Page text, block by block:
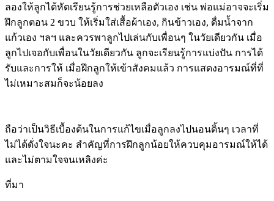
ลองให้ลูกได้หัดเรียนรู้การช่วยเหลือตัวเอง เช่น พ่อแม่อาจจะเริ่ม
ฝึกลูกตอน 2 ขวบ ให้เริ่มใส่เสื้อผ้าเอง, กินข้าวเอง, ดื่มน้ำจาก
แก้วเอง ฯลฯ และควรพาลูกไปเล่นกับเพื่อนๆ ในวัยเดียวกัน เมื่อ
ลูกไปเจอกับเพื่อนในวัยเดียวกัน ลูกจะเรียนรู้การแบ่งปัน การได้
รับและการให้ เมื่อฝึกลูกให้เข้าสังคมแล้ว การแสดงอารมณ์ที่ที่
ไม่เหมาะสมก็จะน้อยลง
ถือว่าเป็นวิธีเบื้องต้นในการแก้ไขเมื่อลูกลงไปนอนดิ้นๆ เวลาที่
ไม่ได้ดั่งใจนะคะ สำคัญที่การฝึกลูกน้อยให้ควบคุมอารมณ์ให้ได้
และไม่ตามใจจนเหลิงค่ะ
ที่มา